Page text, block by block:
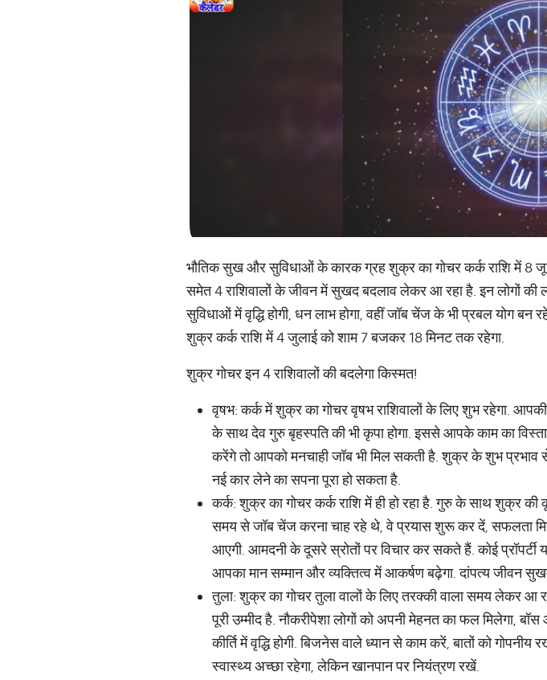
भौतिक सुख और सुविधाओं के कारक ग्रह शुक्र का गोचर कर्क राशि में 8
समेत 4 राशिवालों के जीवन में सुखद बदलाव लेकर आ रहा है. इन लोगों
सुविधाओं में वृद्धि होगी, धन लाभ होगा, वहीं जॉब चेंज के भी प्रबल योग बन
शुक्र कर्क राशि में 4 जुलाई को शाम 7 बजकर 18 मिनट तक रहेगा.
शुक्र गोचर इन 4 राशिवालों की बदलेगा किस्मत!
वृषभ: कर्क में शुक्र का गोचर वृषभ राशिवालों के लिए शुभ रहेगा.
के साथ देव गुरु बृहस्पति की भी कृपा होगा. इससे आपके काम का
करेंगे तो आपको मनचाही जॉब भी मिल सकती है. शुक्र के शुभ प्रभाव
नई कार लेने का सपना पूरा हो सकता है.
कर्क: शुक्र का गोचर कर्क राशि में ही हो रहा है. गुरु के साथ शुक्र
समय से जॉब चेंज करना चाह रहे थे, वे प्रयास शुरू कर दें, सफलता
आएगी. आमदनी के दूसरे स्रोतों पर विचार कर सकते हैं. कोई
आपका मान सम्मान और व्यक्तित्व में आकर्षण बढ़ेगा. दांपत्य जीवन
तुला: शुक्र का गोचर तुला वालों के लिए तरक्की वाला समय लेकर
पूरी उम्मीद है. नौकरीपेशा लोगों को अपनी मेहनत का फल
कीर्ति में वृद्धि होगी. बिजनेस वाले ध्यान से काम करें, बातों को
स्वास्थ्य अच्छा रहेगा, लेकिन खानपान पर नियंत्रण रखें.